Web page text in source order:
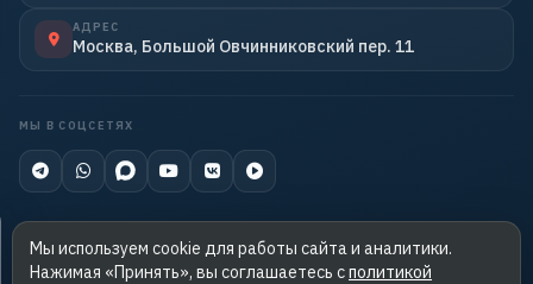
АДРЕС
Москва, Большой Овчинниковский пер. 11
МЫ В СОЦСЕТЯХ
Мы используем cookie для работы сайта и аналитики.
Нажимая «Принять», вы соглашаетесь сполитикой